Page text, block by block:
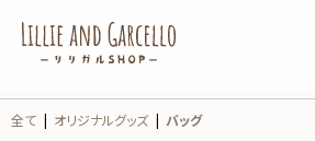
全て | オリジナルグッズ | バッグ